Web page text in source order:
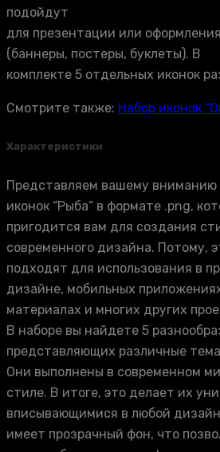
подойдут
для презентации или
(баннеры, постеры, буклеты). В
комплекте 5 отдельных иконок
Смотрите также: Набор иконок
Характеристики
Представляем вашему вниманию
иконок “Рыба” в формате .png,
пригодится вам для создания
современного дизайна. Потому,
подходят для использования в
дизайне, мобильных
материалах и многих других
В наборе вы найдете 5
представляющих различные
Они выполнены в современном
стиле. В итоге, это делает их
вписывающимися в любой
имеет прозрачный фон, что